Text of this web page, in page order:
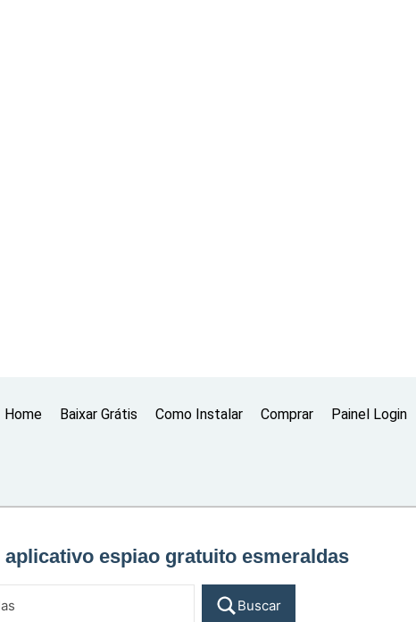
Home Baixar Grátis Como Instalar Comprar Painel Login
aplicativo espiao gratuito esmeraldas
Buscar